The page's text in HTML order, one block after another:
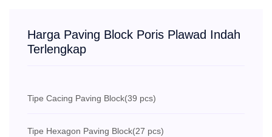
Harga Paving Block Poris Plawad Indah
Terlengkap
Tipe Cacing Paving Block(39 pcs)
Tipe Hexagon Paving Block(27 pcs)